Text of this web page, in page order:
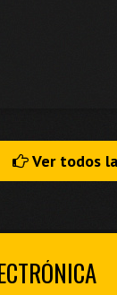
Ver todos